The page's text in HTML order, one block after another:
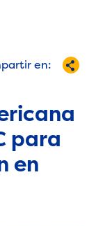
en:
para
en